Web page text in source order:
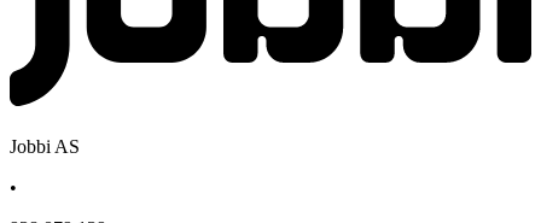
Jobbi AS
•